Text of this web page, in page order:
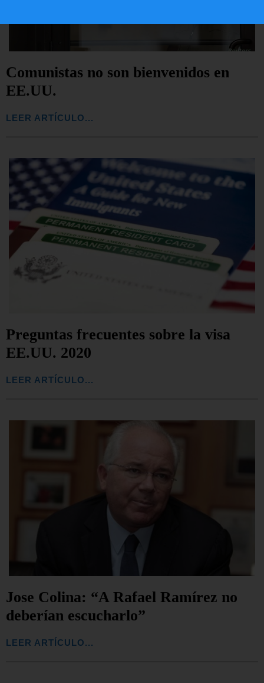
Comunistas no son bienvenidos en
EE.UU.
LEER ARTÍCULO...
Preguntas frecuentes sobre la visa
EE.UU. 2020
LEER ARTÍCULO...
Jose Colina: “A Rafael Ramírez no
deberían escucharlo”
LEER ARTÍCULO...